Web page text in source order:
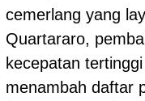
cemerlang yang
Quartararo,
kecepatan
menambah daftar